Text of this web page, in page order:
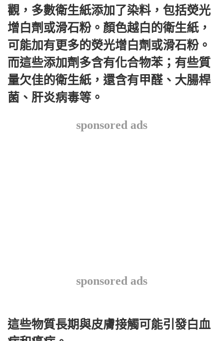
觀，多數衛生紙添加了染料，包括熒光
增白劑或滑石粉。顏色越白的衛生紙，
可能加有更多的熒光增白劑或滑石粉。
而這些添加劑多含有化合物苯；有些質
量欠佳的衛生紙，還含有甲醛、大腸桿
菌、肝炎病毒等。
sponsored ads
sponsored ads
這些物質長期與皮膚接觸可能引發白血